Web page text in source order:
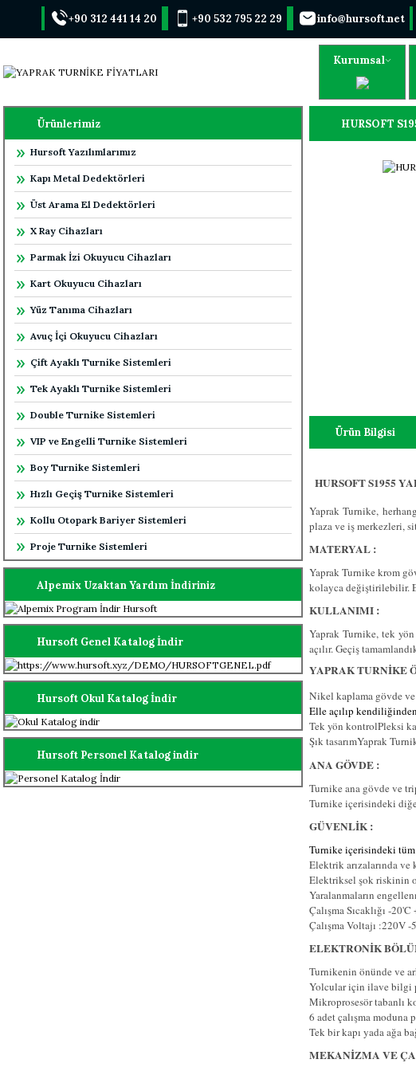
+90 312 441 14 20 +90 532 795 22 29 info@hursoft.net
Kurumsal
Ürünlerimiz
Hursoft Yazılımlarımız
Kapı Metal Dedektörleri
Üst Arama El Dedektörleri
X Ray Cihazları
Parmak İzi Okuyucu Cihazları
Kart Okuyucu Cihazları
Yüz Tanıma Cihazları
Avuç İçi Okuyucu Cihazları
Çift Ayaklı Turnike Sistemleri
Tek Ayaklı Turnike Sistemleri
Double Turnike Sistemleri
VIP ve Engelli Turnike Sistemleri
Boy Turnike Sistemleri
Hızlı Geçiş Turnike Sistemleri
Kollu Otopark Bariyer Sistemleri
Proje Turnike Sistemleri
Alpemix Uzaktan Yardım İndiriniz
Hursoft Genel Katalog İndir
Hursoft Okul Katalog İndir
Hursoft Personel Katalog indir
HURSOFT
Ürün Bilgisi
HURSOFT S1955
Yaprak Turnike,
plaza ve iş merkezleri,
MATERYAL :
Yaprak Turnike krom
kolayca değiştirilebilir.
KULLANIMI :
Yaprak Turnike, tek
açılır. Geçiş
YAPRAK TURNİKE
Nikel kaplama gövde ve
Elle açılıp
Tek yön kontrolPleksi
Şık tasarımYaprak
ANA GÖVDE :
Turnike ana gövde ve
Turnike içerisindeki
GÜVENLİK :
Turnike içerisindeki
Elektrik arızalarında
Elektriksel şok riskinin
Yaralanmaların
Çalışma Sıcaklığı -20'C
Çalışma Voltajı :220V -
ELEKTRONİK
Turnikenin önünde ve
Yolcular için ilave bilgi
Mikroprosesör tabanlı
6 adet çalışma moduna
Tek bir kapı yada ağa
MEKANİZMA VE